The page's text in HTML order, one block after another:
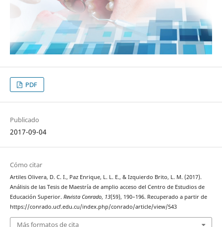
PDF
Publicado
2017-09-04
Cómo citar
Artiles Olivera, D. C. I., Paz Enrique, L. L. E., & Izquierdo Brito, L. M. (2017).
Análisis de las Tesis de Maestría de amplio acceso del Centro de Estudios de
Educación Superior. Revista Conrado, 13(59), 190–196. Recuperado a partir de
https://conrado.ucf.edu.cu/index.php/conrado/article/view/543
Más formatos de cita